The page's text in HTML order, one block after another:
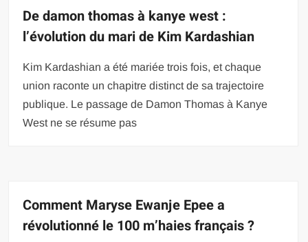
De damon thomas à kanye west :
l’évolution du mari de Kim Kardashian
Kim Kardashian a été mariée trois fois, et chaque
union raconte un chapitre distinct de sa trajectoire
publique. Le passage de Damon Thomas à Kanye
West ne se résume pas
Comment Maryse Ewanje Epee a
révolutionné le 100 m’haies français ?